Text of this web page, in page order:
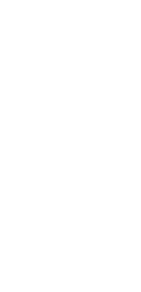
Galindo y el alto a la